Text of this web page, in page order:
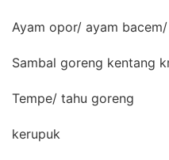
Ayam opor/ ayam
Sambal goreng kentang
Tempe/ tahu goreng
kerupuk